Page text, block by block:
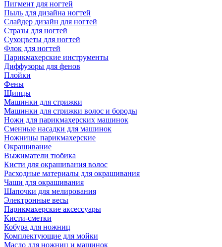
Пигмент для ногтей
Пыль для дизайна ногтей
Слайдер дизайн для ногтей
Стразы для ногтей
Сухоцветы для ногтей
Флок для ногтей
Парикмахерские инструменты
Диффузоры для фенов
Плойки
Фены
Щипцы
Машинки для стрижки
Машинки для стрижки волос и бороды
Ножи для парикмахерских машинок
Сменные насадки для машинок
Ножницы парикмахерские
Окрашивание
Выжиматели тюбика
Кисти для окрашивания волос
Расходные материалы для окрашивания
Чаши для окрашивания
Шапочки для мелирования
Электронные весы
Парикмахерские аксессуары
Кисти-сметки
Кобура для ножниц
Комплектующие для мойки
Масло для ножниц и машинок